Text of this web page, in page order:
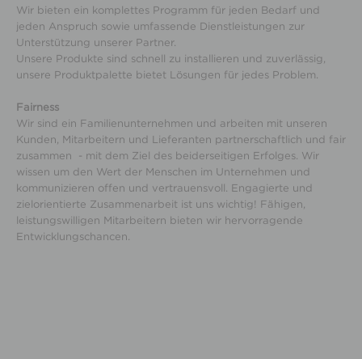
Wir bieten ein komplettes Programm für jeden Bedarf und
jeden Anspruch sowie umfassende Dienstleistungen zur
Unterstützung unserer Partner.
Unsere Produkte sind schnell zu installieren und zuverlässig,
unsere Produktpalette bietet Lösungen für jedes Problem.
Fairness
Wir sind ein Familienunternehmen und arbeiten mit unseren
Kunden, Mitarbeitern und Lieferanten partnerschaftlich und fair
zusammen - mit dem Ziel des beiderseitigen Erfolges. Wir
wissen um den Wert der Menschen im Unternehmen und
kommunizieren offen und vertrauensvoll. Engagierte und
zielorientierte Zusammenarbeit ist uns wichtig! Fähigen,
leistungswilligen Mitarbeitern bieten wir hervorragende
Entwicklungschancen.